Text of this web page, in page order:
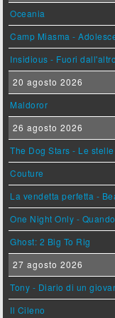
Oceania
Camp Miasma -
Insidious - Fuori
20 agosto 2026
Maldoror
26 agosto 2026
The Dog Stars - Le
Couture
La vendetta perfetta -
One Night Only -
Ghost: 2 Big To Rig
27 agosto 2026
Tony - Diario di un
Il Cileno